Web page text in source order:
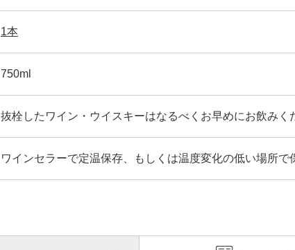
1本
750ml
抜栓したワイン・ウイスキーはなるべくお早めにお飲みく
ワインセラーで定温保存、もしくは温度変化の低い場所で